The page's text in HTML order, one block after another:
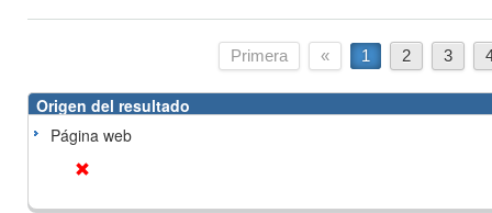
Primera « 1 2 3
Origen del resultado
Página web